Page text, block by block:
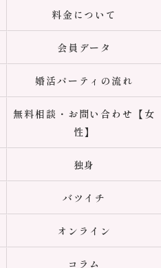
料金について
会員データ
婚活パーティの流れ
無料相談・お問い合わせ【女
性】
独身
バツイチ
オンライン
コラム